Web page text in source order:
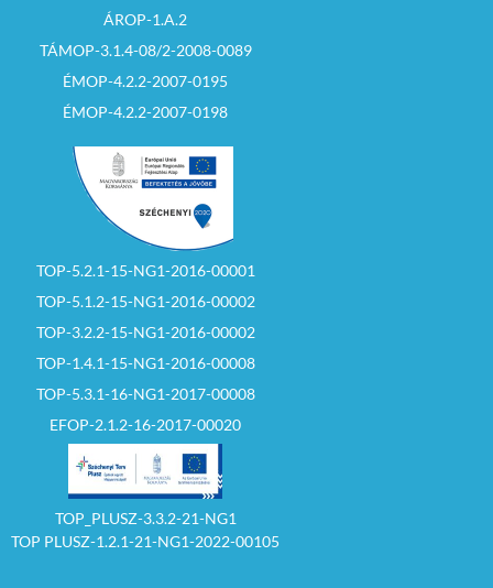
ÁROP-1.A.2
TÁMOP-3.1.4-08/2-2008-0089
ÉMOP-4.2.2-2007-0195
ÉMOP-4.2.2-2007-0198
TOP-5.2.1-15-NG1-2016-00001
TOP-5.1.2-15-NG1-2016-00002
TOP-3.2.2-15-NG1-2016-00002
TOP-1.4.1-15-NG1-2016-00008
TOP-5.3.1-16-NG1-2017-00008
EFOP-2.1.2-16-2017-00020
TOP_PLUSZ-3.3.2-21-NG1
TOP PLUSZ-1.2.1-21-NG1-2022-00105